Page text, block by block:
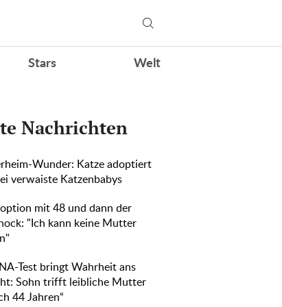
Stars Welt
Nachrichten
Wunder: Katze adoptiert
verwaiste Katzenbabys
mit 48 und dann der
"Ich kann keine Mutter
Test bringt Wahrheit ans
Sohn trifft leibliche Mutter
44 Jahren“